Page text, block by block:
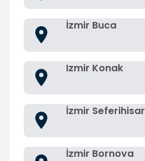
İzmir Buca
Izmir Konak
İzmir Seferihisar
İzmir Bornova